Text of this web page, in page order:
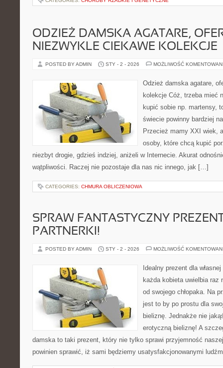
ODZIEŻ DAMSKA AGATARE,
NIEZWYKLE CIEKAWE KOLEKCJE
POSTED BY ADMIN STY - 2 - 2026 MOŻLIWOŚĆ
Odzież damska agatare,
kolekcje Cóż, trzeba mieć
kupić sobie np. martensy,
świecie powinny bardziej
Przecież mamy XXI wiek,
osoby, które chcą kupić
niezbyt drogie, gdzieś indziej, aniżeli w Internecie. Akurat
wątpliwości. Raczej nie pozostaje dla nas nic innego, jak […]
CATEGORIES: CHMURA OBLICZENIOWA
SPRAW FANTASTYCZNY
PARTNERKI!
POSTED BY ADMIN STY - 2 - 2026 MOŻLIWOŚĆ
Idealny prezent dla
każda kobieta uwielbia
od swojego chłopaka. Na
jest to by po prostu dla
bieliznę. Jednakże nie
erotyczną bieliznę! A
damska to taki prezent, który nie tylko sprawi przyjemność
powinien sprawić, iż sami będziemy usatysfakcjonowanymi